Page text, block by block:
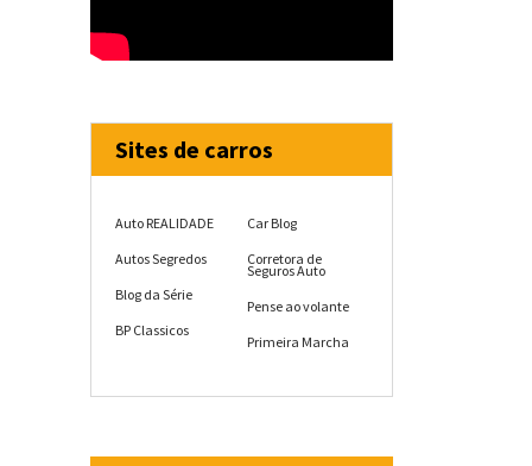
Sites de carros
Auto REALIDADE
Autos Segredos
Blog da Série
BP Classicos
Car Blog
Corretora de
Seguros Auto
Pense ao volante
Primeira Marcha